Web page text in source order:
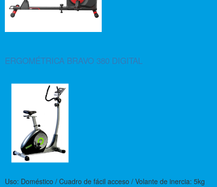
ERGOMÉTRICA BRAVO 380 DIGITAL
Uso: Doméstico / Cuadro de fácil acceso / Volante de inercia: 5kg